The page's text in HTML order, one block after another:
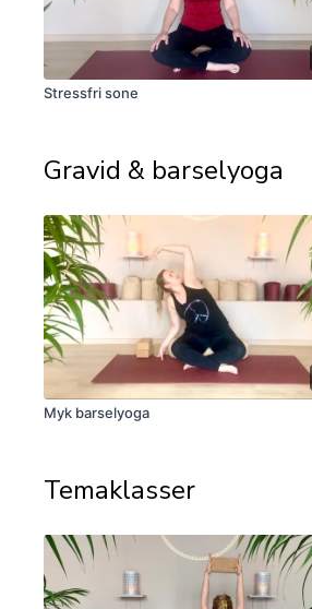
Stressfri sone
Gravid & barselyoga
Myk barselyoga
Temaklasser